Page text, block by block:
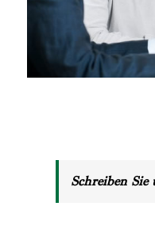
Schreiben Sie